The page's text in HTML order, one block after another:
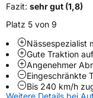
ModellnamePilot
Fahrzeugart
Weitere
SchlauchtypTL
Fazit: sehr gut (1,8)
Platz 5 von 9
Nässespezialist
Gute Traktion
Angenehmer
Eingeschränkte
Bis 240 km/h